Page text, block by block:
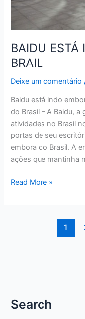
BAIDU ESTÁ
BRAIL
Deixe um comentário
Baidu está indo
do Brasil – A Baidu,
atividades no Brasil
portas de seu
embora do Brasil. A
ações que mantinha
BAIDU
Read More »
1
Search